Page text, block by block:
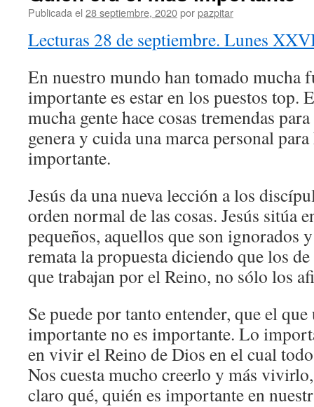
Publicada el 28 septiembre, 2020porpazpitar
Lecturas 28 de septiembre. Lunes
En nuestro mundo han tomado mucha
importante es estar en los puestos top.
mucha gente hace cosas tremendas
genera y cuida una marca personal
importante.
Jesús da una nueva lección a los
orden normal de las cosas. Jesús sitúa
pequeños, aquellos que son ignorados
remata la propuesta diciendo que los
que trabajan por el Reino, no sólo los
Se puede por tanto entender, que el
importante no es importante. Lo
en vivir el Reino de Dios en el cual
Nos cuesta mucho creerlo y más
claro qué, quién es importante en